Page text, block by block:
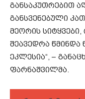
განსაკუთრებით
განსვენებული
მეორის
შეავედრა
ეკლესია“, –
ფარნაშვილმა.